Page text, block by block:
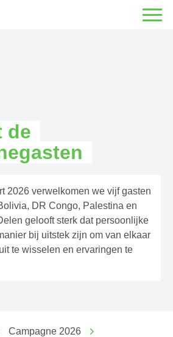
de
2026 verwelkomen we vijf gasten
DR Congo, Palestina en
gelooft sterk dat persoonlijke
bij uitstek zijn om van elkaar
te wisselen en ervaringen te
Campagne 2026